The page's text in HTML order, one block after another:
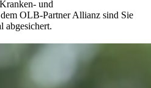
und
OLB-Partner Allianz sind Sie
abgesichert.